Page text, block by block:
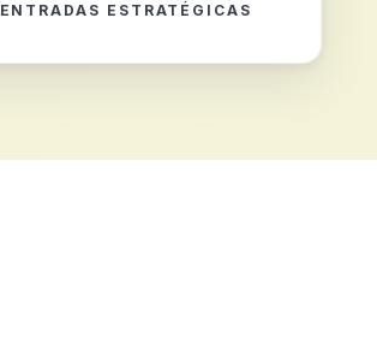
ENTRADAS ESTRATÉGICAS